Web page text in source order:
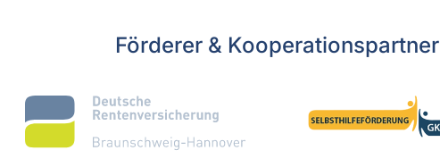
Förderer & Kooperationspartner